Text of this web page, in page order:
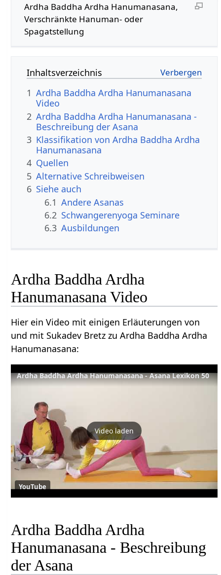
Ardha Baddha Ardha Hanumanasana,
Verschränkte Hanuman- oder
Spagatstellung
Inhaltsverzeichnis
1 Ardha Baddha Ardha Hanumanasana
Video
2 Ardha Baddha Ardha Hanumanasana -
Beschreibung der Asana
3 Klassifikation von Ardha Baddha Ardha
Hanumanasana
4 Quellen
5 Alternative Schreibweisen
6 Siehe auch
6.1 Andere Asanas
6.2 Schwangerenyoga Seminare
6.3 Ausbildungen
Ardha Baddha Ardha
Hanumanasana Video
Hier ein Video mit einigen Erläuterungen von
und mit Sukadev Bretz zu Ardha Baddha Ardha
Hanumanasana:
Ardha Baddha Ardha Hanumanasana - Asana Lexikon 50
Video laden
YouTube
Ardha Baddha Ardha
Hanumanasana - Beschreibung
der Asana